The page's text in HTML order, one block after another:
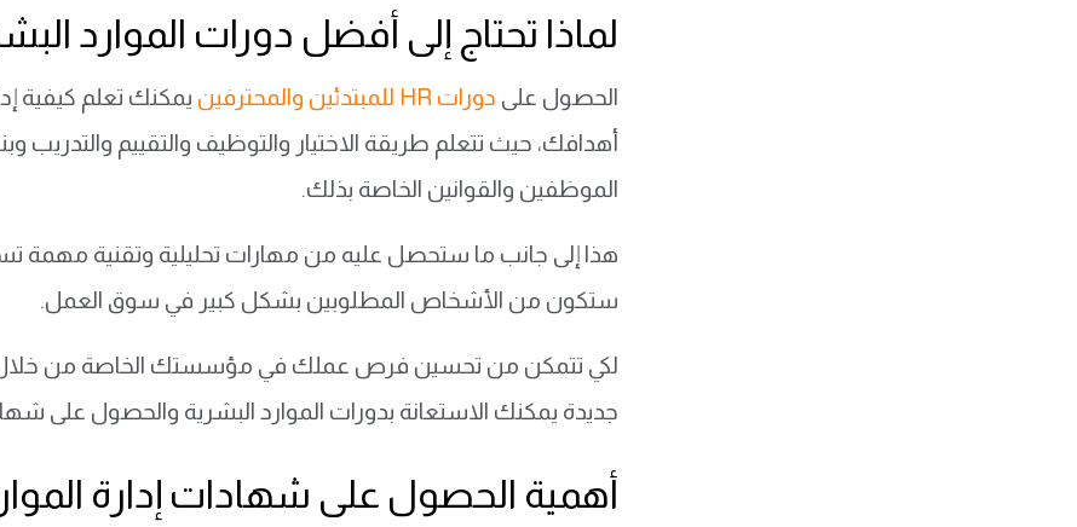
لماذا تحتاج إلى أفضل دورات الموارد
الحصول على دورات HR للمبتدئين والمحترفين
يمكنك تعلم كيفية
أهدافك، حيث تتعلم طريقة الاختيار والتوظيف والتقييم
الموظفين والقوانين الخاصة بذلك.
هذا إلى جانب ما ستحصل عليه من مهارات تحليلية وتقنية مهمة
ستكون من الأشخاص المطلوبين بشكل كبير في سوق العمل.
لكي تتمكن من تحسين فرص عملك في مؤسستك الخاصة من خلال
جديدة يمكنك الاستعانة بدورات الموارد البشرية والحصول على
أهمية الحصول على شهادات إدارة